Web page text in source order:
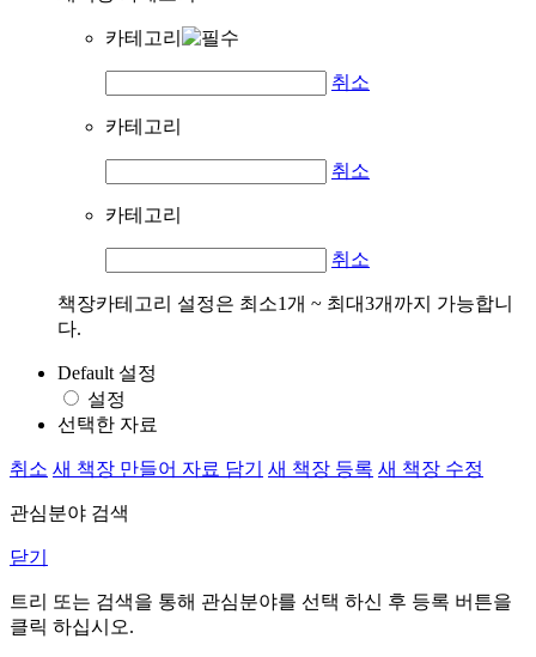
카테고리
취소
카테고리
취소
카테고리
취소
책장카테고리 설정은 최소1개 ~ 최대3개까지 가능합니
다.
Default 설정
설정
선택한 자료
취소 새 책장 만들어 자료 담기 새 책장 등록 새 책장 수정
관심분야 검색
닫기
트리 또는 검색을 통해 관심분야를 선택 하신 후 등록 버튼을
클릭 하십시오.